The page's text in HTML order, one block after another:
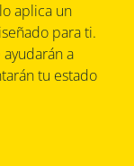
aplica un
para ti.
a
tu estado